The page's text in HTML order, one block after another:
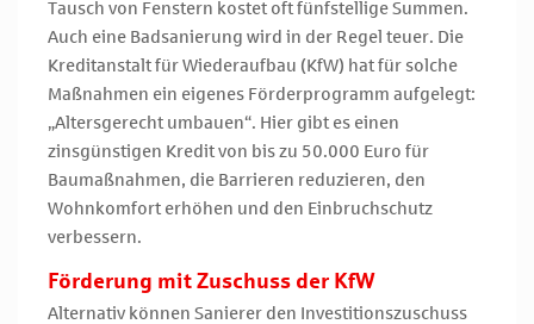
Tausch von Fenstern kostet oft fünfstellige Summen.
Auch eine Badsanierung wird in der Regel teuer. Die
Kreditanstalt für Wiederaufbau (KfW) hat für solche
Maßnahmen ein eigenes Förderprogramm aufgelegt:
„Altersgerecht umbauen“. Hier gibt es einen
zinsgünstigen Kredit von bis zu 50.000 Euro für
Baumaßnahmen, die Barrieren reduzieren, den
Wohnkomfort erhöhen und den Einbruchschutz
verbessern.
Förderung mit Zuschuss der KfW
Alternativ können Sanierer den Investitionszuschuss